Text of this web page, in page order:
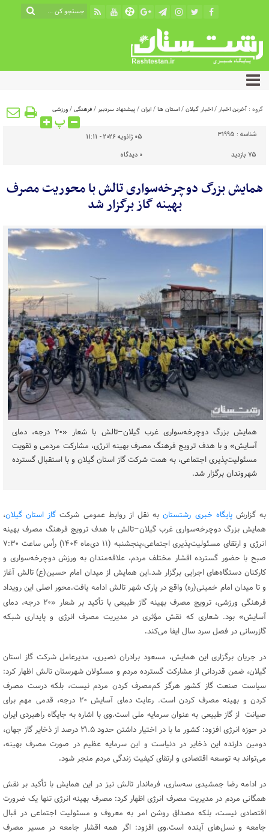
گروه : آخرین اخبار/اخبار گیلان/استان ها/ایران/پیشنهاد سردبیر/فرهنگی/ورزشی
پ
شناسه : 31995
05 ژانویه 2026 - 11:11
75 بازدید
0 دیدگاه
همایش بزرگ دوچرخه‌سواری تالش با محوریت مصرف
بهینه گاز برگزار شد
همایش بزرگ دوچرخه‌سواری غرب گیلان–تالش با شعار «۲۰ درجه، دمای
آسایش» و با هدف ترویج فرهنگ مصرف بهینه انرژی، مشارکت مردمی و تقویت
مسئولیت‌پذیری اجتماعی، به همت شرکت گاز استان گیلان و با استقبال گسترده
شهروندان برگزار شد.
به گزارشپایگاه خبری رشتستانبه نقل از روابط عمومی شرکتگاز استان گیلان،
همایش بزرگ دوچرخه‌سواری غرب گیلان–تالش با هدف ترویج فرهنگ مصرف بهینه
انرژی و ارتقای مسئولیت‌پذیری اجتماعی،پنجشنبه (۱۱ دی‌ماه ۱۴۰۴) رأس ساعت ۷:۳۰
صبح با حضور گسترده اقشار مختلف مردم، علاقه‌مندان به ورزش دوچرخه‌سواری و
کارکنان دستگاه‌های اجرایی برگزار شد.این همایش از میدان امام حسین(ع) تالش آغاز
و تا میدان امام خمینی(ره) واقع در پارک شهر تالش ادامه یافت.محور اصلی این رویداد
فرهنگی ورزشی، ترویج مصرف بهینه گاز طبیعی با تأکید بر شعار «۲۰ درجه، دمای
آسایش» بود. شعاری که نقش مؤثری در مدیریت مصرف انرژی و پایداری شبکه
گازرسانی در فصل سرد سال ایفا می‌کند.
در جریان برگزاری این همایش، مسعود برادران نصیری، مدیرعامل شرکت گاز استان
گیلان، ضمن قدردانی از مشارکت گسترده مردم و مسئولان شهرستان تالش اظهار کرد:
سیاست صنعت گاز کشور هرگز کم‌مصرف کردن مردم نیست، بلکه درست مصرف
کردن و بهینه مصرف کردن است. رعایت دمای آسایش ۲۰ درجه، قدمی مهم برای
صیانت از گاز طبیعی به عنوان سرمایه ملی است.وی با اشاره به جایگاه راهبردی ایران
در حوزه انرژی افزود: کشور ما با در اختیار داشتن حدود ۲۱.۵ درصد از ذخایر گاز جهان،
دومین دارنده این ذخایر در دنیاست و این سرمایه عظیم در صورت مصرف بهینه،
می‌تواند به توسعه اقتصادی و ارتقای کیفیت زندگی مردم منجر شود.
در ادامه رضا جمشیدی سه‌ساری، فرماندار تالش نیز در این همایش با تأکید بر نقش
همگانی مردم در مدیریت مصرف انرژی اظهار کرد: مصرف بهینه انرژی تنها یک ضرورت
اقتصادی نیست، بلکه مصداق روشن امر به معروف و مسئولیت اجتماعی در قبال
جامعه و نسل‌های آینده است.وی افزود: اگر همه اقشار جامعه در مسیر مصرف